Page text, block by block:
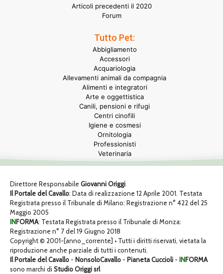
Articoli precedenti il 2020
Forum
Tutto Pet:
Abbigliamento
Accessori
Acquariologia
Allevamenti animali da compagnia
Alimenti e integratori
Arte e oggettistica
Canili, pensioni e rifugi
Centri cinofili
Igiene e cosmesi
Ornitologia
Professionisti
Veterinaria
Direttore Responsabile Giovanni Origgi
Il Portale del Cavallo: Data di realizzazione 12 Aprile 2001. Testata
Registrata presso il Tribunale di Milano: Registrazione n° 422 del 25
Maggio 2005
INFORMA: Testata Registrata presso il Tribunale di Monza:
Registrazione n° 7 del 19 Giugno 2018
Copyright © 2001-[anno_corrente] • Tutti i diritti riservati, vietata la
riproduzione anche parziale di tutti i contenuti.
Il Portale del Cavallo - NonsoloCavallo - Pianeta Cuccioli - INFORMA
sono marchi di Studio Origgi srl